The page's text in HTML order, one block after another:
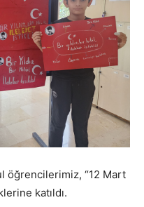
öğrencilerimiz, “12 Mart
katıldı.